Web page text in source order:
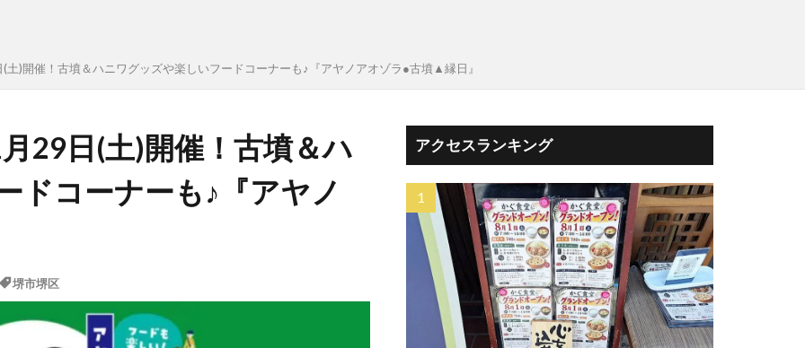
)開催！古墳＆ハニワグッズや楽しいフードコーナーも♪『アヤノアオゾラ●古墳▲縁日』
29日(土)開催！古墳＆ハ
ドコーナーも♪『アヤノ
堺市堺区
アクセスランキング